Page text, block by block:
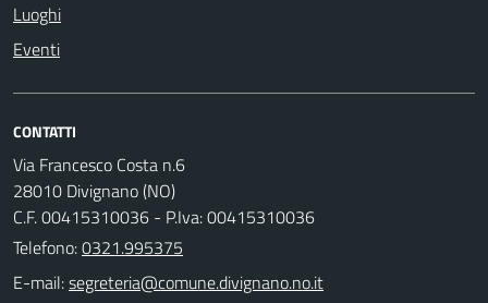
Luoghi
Eventi
CONTATTI
Via Francesco Costa n.6
28010 Divignano (NO)
C.F. 00415310036 - P.Iva: 00415310036
Telefono:0321.995375
E-mail: